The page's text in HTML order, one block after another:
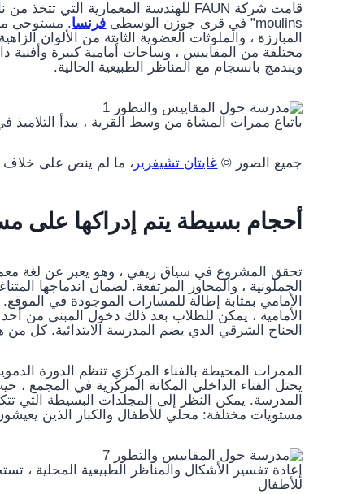
قامت شركة FAUN للهندسة المعمارية التي تتخذ من نانت مقراً لها ببناء تصميم دافئ وملون
moulins” في قرى جوزن الوسطى
فرنسا. مستوحى
المبارزة ، والملوثات العضوية الثابتة من الألوان
مختلفة من المقاييس ، وساحات أمامية كبيرة وأفنية
ويندمج بانسجام مع المناظر الطبيعية الحالية.
باتباع ممرات المشاة من وسط القرية ، يبدأ
جميع الصور © غايتان تشيفرير ، ما لم ينص على خلاف
أحجام بسيطة يتم إدراكها على
تحقق المشروع في سياق ريفي ، وهو يعبر عن لغة
الجملونية ، والمحاور المرتفعة. لضمان اندماجها
الأمامي بمثابة إطالة للمسارات الموجودة في
الأمامية ، يمكن للطلاب بعد ذلك دخول المبنى من
الجناح الشرقي الذي يضم المدرسة الابتدائية. كل
الممرات المحيطة بالفناء المركزي تنظم الدورة
يحتل الفناء الداخلي المكانة المركزية في
المدرسة. يمكن النظر إلى المجلدات البسيطة التي
مستويات مختلفة: محلي للأطفال والكبار الذين
إعادة تفسير الأشكال والمناظر الطبيعية المحلية
للأطفال